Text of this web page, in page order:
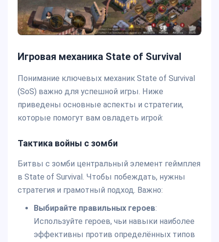
Игровая механика State of Survival
Понимание ключевых механик State of Survival
(SoS) важно для успешной игры. Ниже
приведены основные аспекты и стратегии,
которые помогут вам овладеть игрой:
Тактика войны с зомби
Битвы с зомби центральный элемент геймплея
в State of Survival. Чтобы побеждать, нужны
стратегия и грамотный подход. Важно:
Выбирайте правильных героев:
Используйте героев, чьи навыки наиболее
эффективны против определённых типов